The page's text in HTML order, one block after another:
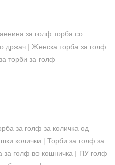
за голф торба со
држач | Женска торба за голф
торби за голф
за голф за количка од
колички | Торби за голф за
за голф во кошничка | ПУ голф